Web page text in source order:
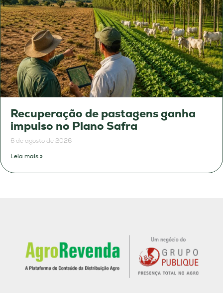
Recuperação de pastagens ganha
impulso no Plano Safra
6 de agosto de 2026
Leia mais »